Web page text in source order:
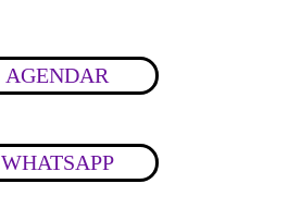
AGENDAR
WHATSAPP